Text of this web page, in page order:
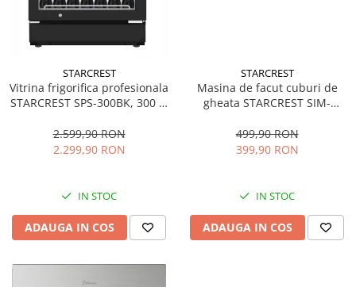
STARCREST
Vitrina frigorifica profesionala
STARCREST SPS-300BK, 300 L,
LED, H 169.5 cm, Negru
2.599,90 RON
2.299,90 RON
IN STOC
ADAUGA IN COS
STARCREST
Masina de facut cuburi de
gheata STARCREST SIM-
12Kg/24h, Cos gheata
detasabil, Rezervor apa 0.8 l,
499,90 RON
399,90 RON
IN STOC
ADAUGA IN COS